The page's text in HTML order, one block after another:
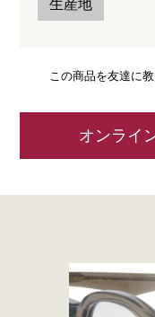
生産地
この商品を友達に
オンライ